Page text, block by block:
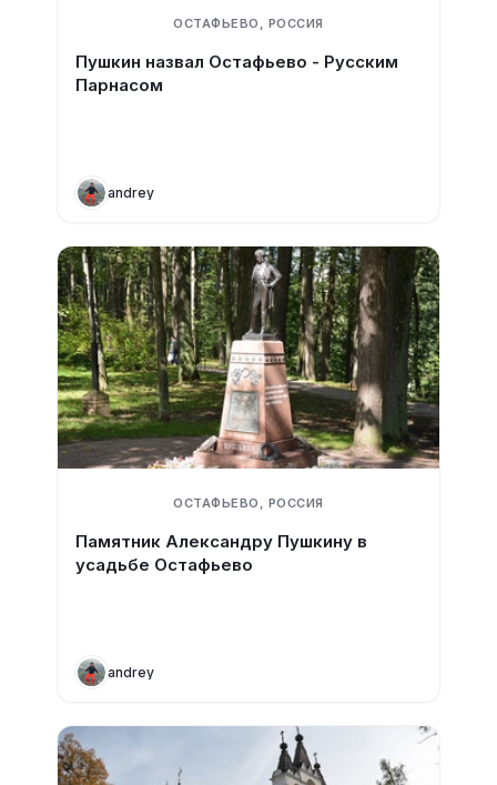
ОСТАФЬЕВО, РОССИЯ
Пушкин назвал Остафьево - Русским
Парнасом
andrey
ОСТАФЬЕВО, РОССИЯ
Памятник Александру Пушкину в
усадьбе Остафьево
andrey